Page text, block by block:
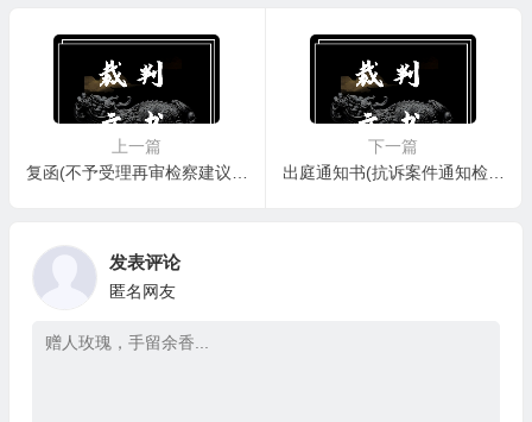
上一篇
复函(不予受理再审检察建议用)
下一篇
出庭通知书(抗诉案件通知检察院派员出庭用)
发表评论
匿名网友